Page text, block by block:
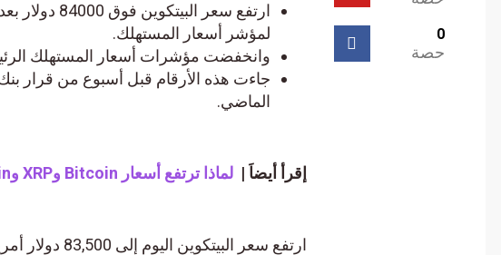
حصة
ارتفع سعر
لمؤشر أسعار المستهلك.
وانخفضت مؤشرات أسعار المستهلك الرئيسية والأساسية إلى
جاءت هذه الأرقام قبل أسبوع من قرار بنك
الماضي.
إقرأ أيضاَ | لماذا ترتفع أسعار Bitcoin وXRP وDogecoin وCardano اليوم؟
ارتفع سعر